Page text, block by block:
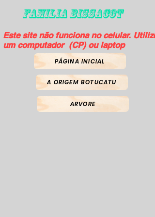
FAMILIA BISSACOT
Este site não funciona no celular. Utilize
um computador (CP) ou laptop
PÁGINA INICIAL
A ORIGEM BOTUCATU
ARVORE